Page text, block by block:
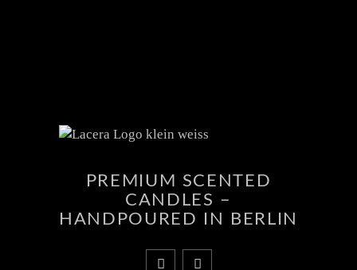
PREMIUM SCENTED
CANDLES –
HANDPOURED IN BERLIN